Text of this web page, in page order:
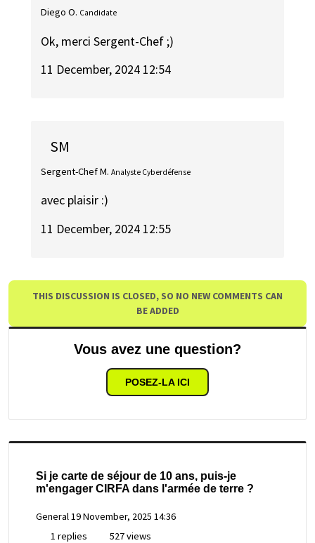
Diego O. Candidate
Ok, merci Sergent-Chef ;)
11 December, 2024 12:54
SM
Sergent-Chef M. Analyste Cyberdéfense
avec plaisir :)
11 December, 2024 12:55
THIS DISCUSSION IS CLOSED, SO NO NEW COMMENTS CAN
BE ADDED
Vous avez une question?
POSEZ-LA ICI
Si je carte de séjour de 10 ans, puis-je
m'engager CIRFA dans l'armée de terre ?
General19 November, 2025 14:36
1 replies
527 views